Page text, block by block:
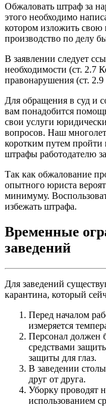
Обжаловать штраф за
этого необходимо
котором изложить
производство по делу
В заявлении следует
необходимости (ст. 2.7
правонарушения (ст.
Для обращения в суд и
вам понадобится
свои услуги
вопросов. Наш
коротким путем пройти
штрафы работодателю
Так как обжалование
опытного юриста
минимуму.
избежать штрафа.
Временные
заведений
Для заведений
карантина, который
Перед началом
измеряется
Персонал должен
средствами
защиты для глаз.
В заведении
друг от друга.
Уборку проводят
использованием